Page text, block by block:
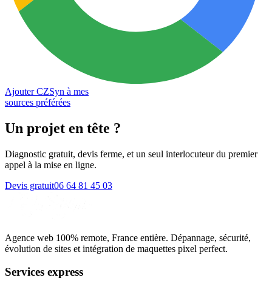
Ajouter CZSyn à mes
sources préférées
Un projet en tête ?
Diagnostic gratuit, devis ferme, et un seul interlocuteur du premier
appel à la mise en ligne.
Devis gratuit06 64 81 45 03
Agence web 100% remote, France entière. Dépannage, sécurité,
évolution de sites et intégration de maquettes pixel perfect.
Services express